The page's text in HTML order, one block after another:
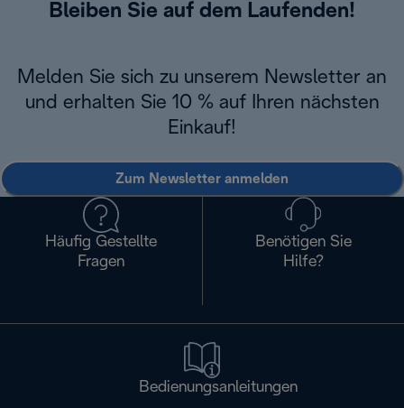
Bleiben Sie auf dem Laufenden!
Melden Sie sich zu unserem Newsletter an
und erhalten Sie 10 % auf Ihren nächsten
Einkauf!
Zum Newsletter anmelden
Häufig Gestellte
Fragen
Benötigen Sie
Hilfe?
Bedienungsanleitungen